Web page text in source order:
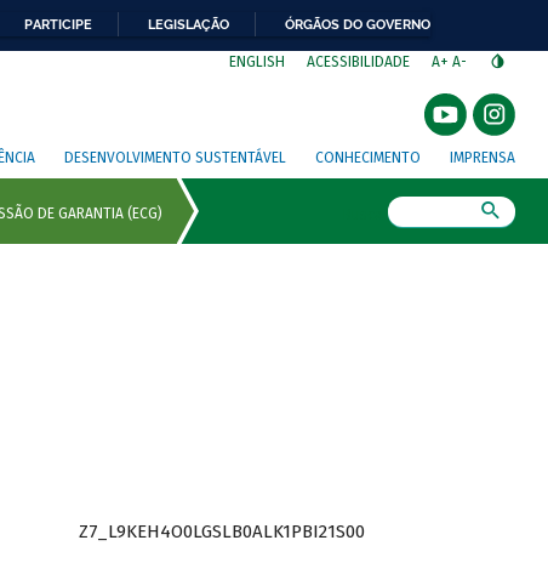
PARTICIPE LEGISLAÇÃO ÓRGÃOS DO GOVERNO
ENGLISH ACESSIBILIDADE A+ A-
DESENVOLVIMENTO SUSTENTÁVEL CONHECIMENTO IMPRENSA
Z7_L9KEH4O0LGSLB0ALK1PBI21S00